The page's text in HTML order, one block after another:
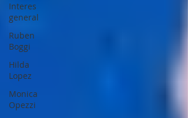
Interes
general
Ruben
Boggi
Hilda
Lopez
Monica
Opezzi